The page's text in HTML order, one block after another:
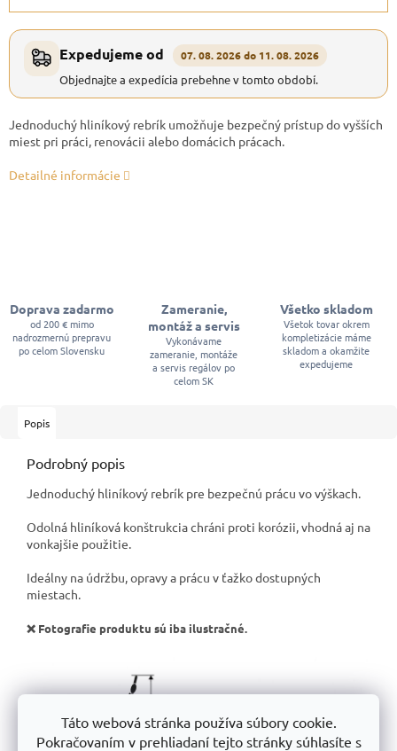
Táto webová stránka používa súbory cookie.
Pokračovaním v prehliadaní tejto stránky súhlasíte s
Expedujeme od 07. 08. 2026 do 11. 08. 2026
Objednajte a expedícia prebehne v tomto období.
Jednoduchý hliníkový rebrík umožňuje bezpečný prístup do vyšších
miest pri práci, renovácii alebo domácich prácach.
Detailné informácie
Doprava zadarmo
od 200 € mimo
nadrozmernú prepravu
po celom Slovensku
Zameranie,
montáž a servis
Vykonávame
zameranie, montáže
a servis regálov po
celom SK
Všetko skladom
Všetok tovar okrem
kompletizácie máme
skladom a okamžite
expedujeme
Popis
Podrobný popis
Jednoduchý hliníkový rebrík pre bezpečnú prácu vo výškach.
Odolná hliníková konštrukcia chráni proti korózii, vhodná aj na
vonkajšie použitie.
Ideálny na údržbu, opravy a prácu v ťažko dostupných
miestach.
❌ Fotografie produktu sú iba ilustračné.